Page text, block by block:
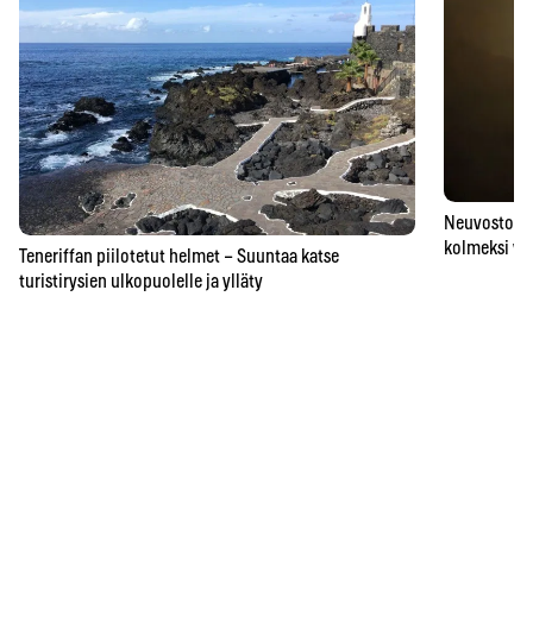
Teneriffan piilotetut helmet – Suuntaa katse
turistirysien ulkopuolelle ja ylläty
kolmeksi